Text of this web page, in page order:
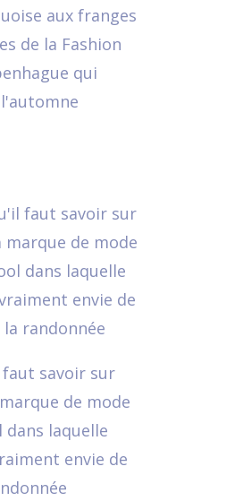
aux franges
de la Fashion
qui
savoir sur
de mode
laquelle
envie de